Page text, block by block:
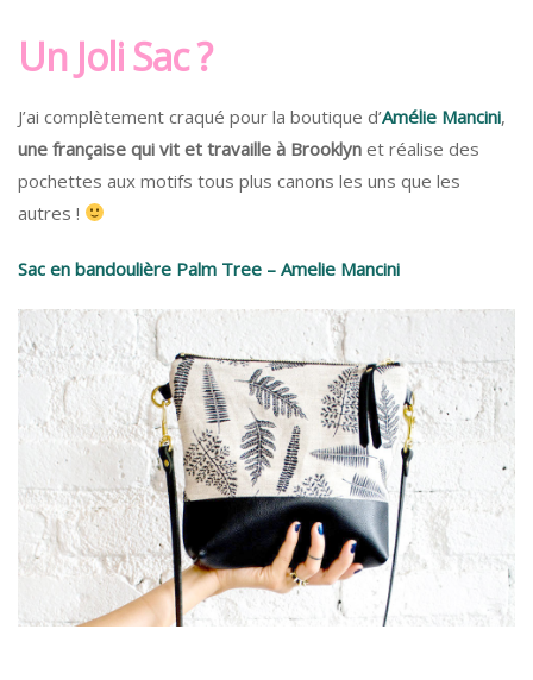
Un Joli Sac ?
J’ai complètement craqué pour la boutique d’Amélie Mancini,
une française qui vit et travaille à Brooklyn et réalise des
pochettes aux motifs tous plus canons les uns que les
autres !
Sac en bandoulière Palm Tree – Amelie Mancini